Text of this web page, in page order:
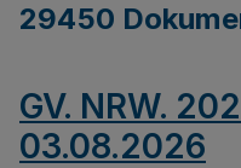
29450
GV. NRW.
03.08.2026